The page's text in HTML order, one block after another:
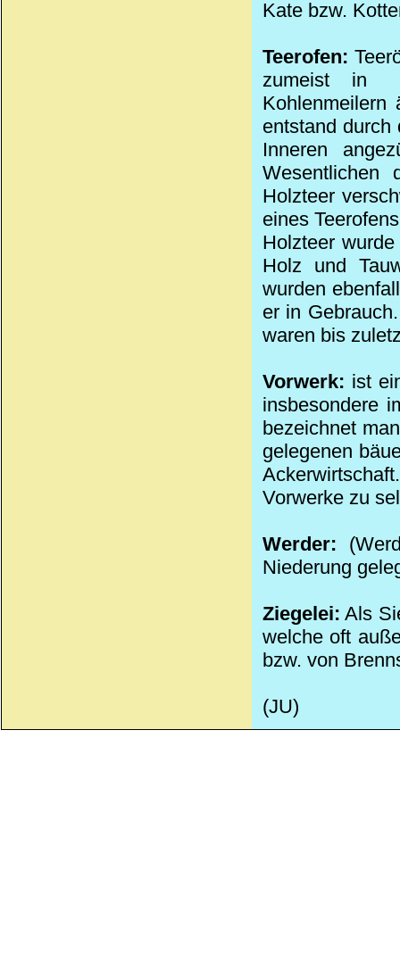
Kate bzw.
Teerofen:
zumeist in
entstand durch
Inneren
Wesentlichen
Holzteer
eines
Holzteer
Holz und
wurden
er in
waren bis
Vorwerk: ist
insbesondere
bezeichnet
gelegenen
Vorwerke zu
Werder:
Niederung
Ziegelei: Als
welche oft
bzw. von
(JU)